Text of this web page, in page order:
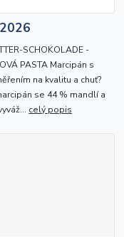
SCHOKOLADE -
PASTA Marcipán s
na kvalitu a chuť?
se 44 % mandlí a
celý popis